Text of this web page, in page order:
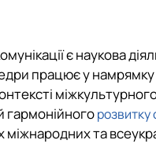
є наукова
працює у
гармонійногорозвитку
та